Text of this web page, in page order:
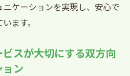
ニケーションを実現し、安心で
ます。
スが大切にする双方向
ン